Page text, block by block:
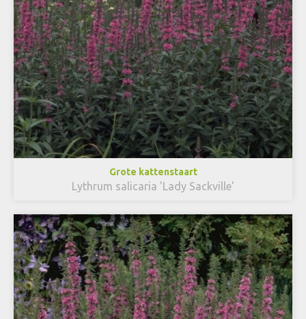
Grote kattenstaart
Lythrum salicaria 'Lady Sackville'